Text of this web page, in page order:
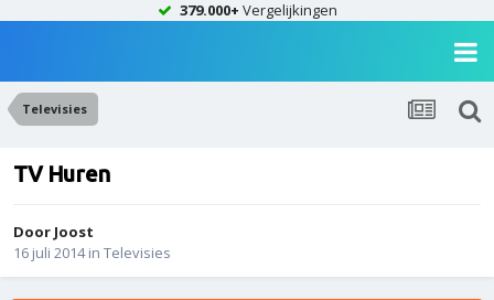
379.000+ Vergelijkingen
Televisies
TV Huren
Door Joost
16 juli 2014in Televisies